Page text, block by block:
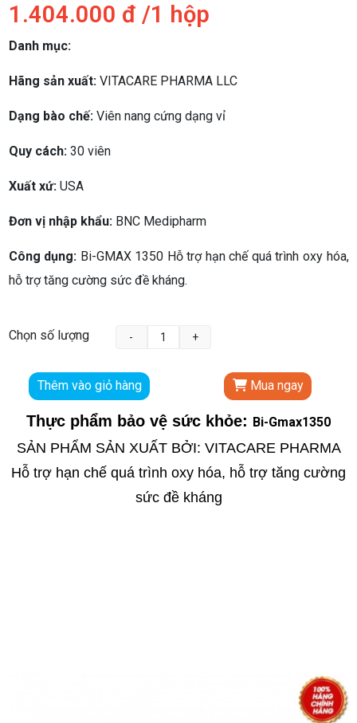
1.404.000 đ /1 hộp
Danh mục:
Hãng sản xuất: VITACARE PHARMA LLC
Dạng bào chế: Viên nang cứng dạng vỉ
Quy cách: 30 viên
Xuất xứ: USA
Đơn vị nhập khẩu: BNC Medipharm
Công dụng: Bi-GMAX 1350 Hỗ trợ hạn chế quá trình oxy hóa,
hỗ trợ tăng cường sức đề kháng.
Chọn số lượng
Thêm vào giỏ hàng Mua ngay
Thực phẩm bảo vệ sức khỏe: Bi-Gmax1350
SẢN PHẨM SẢN XUẤT BỞI: VITACARE PHARMA
Hỗ trợ hạn chế quá trình oxy hóa, hỗ trợ tăng cường
sức đề kháng